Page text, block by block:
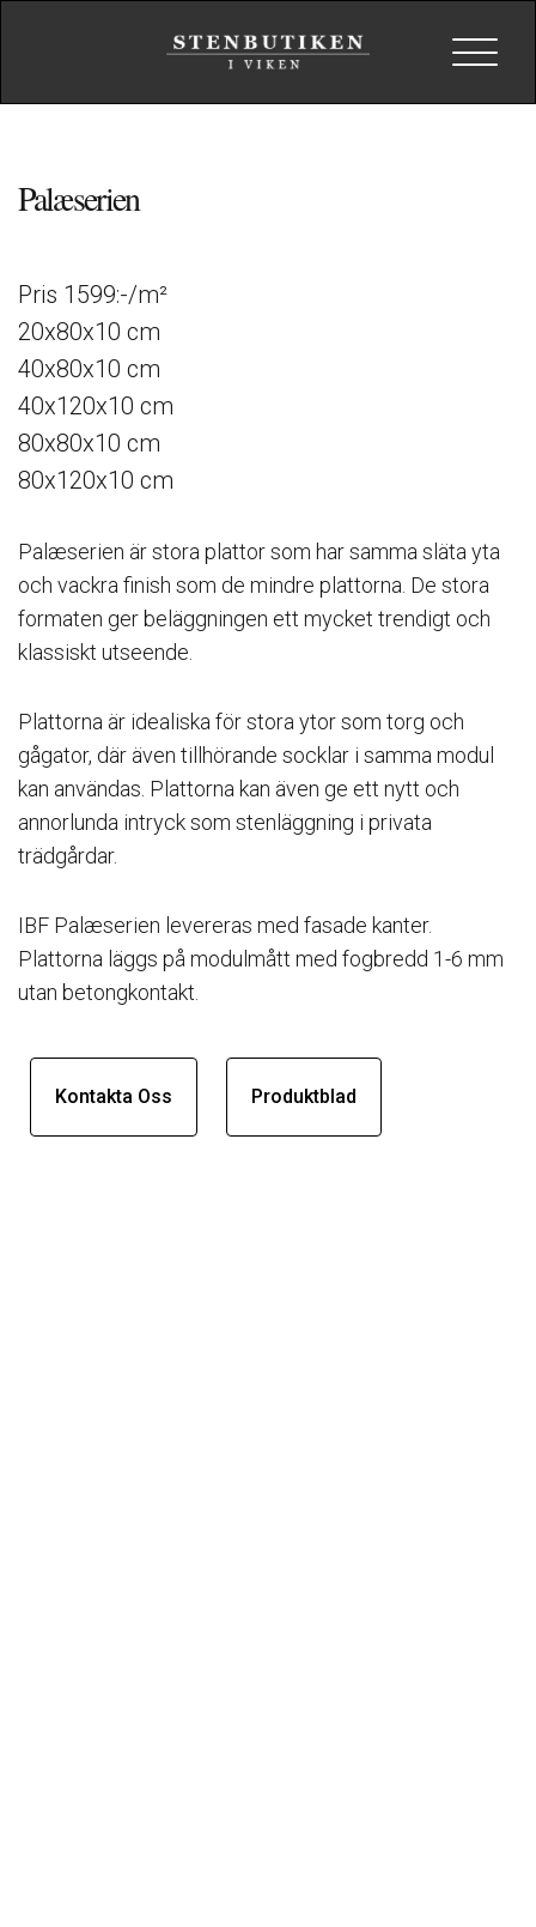
Toggle
Palæserien
Pris 1599:-/m²
20x80x10 cm
40x80x10 cm
40x120x10 cm
80x80x10 cm
80x120x10 cm
Palæserien är stora plattor som har samma släta yta
och vackra finish som de mindre plattorna. De stora
formaten ger beläggningen ett mycket trendigt och
klassiskt utseende.
Plattorna är idealiska för stora ytor som torg och
gågator, där även tillhörande socklar i samma modul
kan användas. Plattorna kan även ge ett nytt och
annorlunda intryck som stenläggning i privata
trädgårdar.
IBF Palæserien levereras med fasade kanter.
Plattorna läggs på modulmått med fogbredd 1-6 mm
utan betongkontakt.
Kontakta Oss Produktblad